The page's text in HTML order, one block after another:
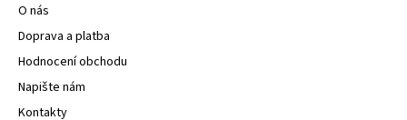
O nás
Doprava a platba
Hodnocení obchodu
Napište nám
Kontakty